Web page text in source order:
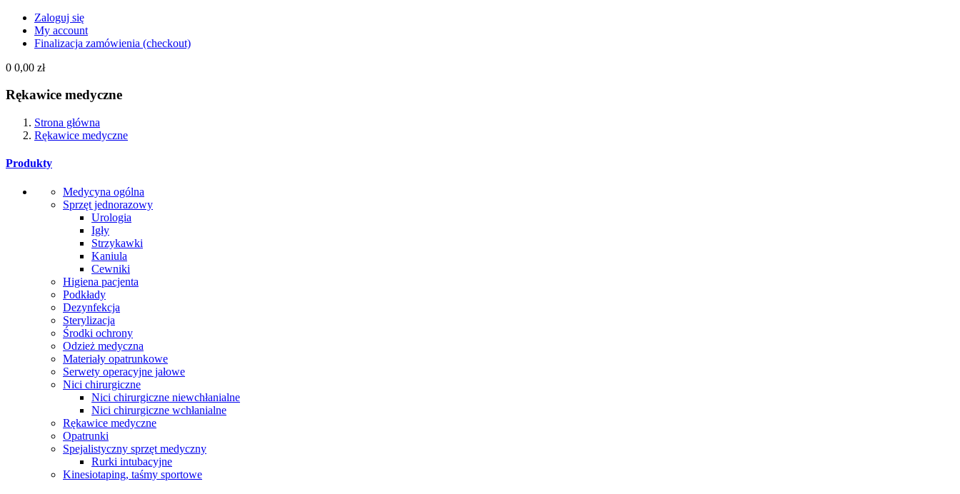
Zaloguj się
My account
Finalizacja zamówienia (checkout)
0 0,00 zł
Rękawice medyczne
Strona główna
Rękawice medyczne
Produkty
Medycyna ogólna
Sprzęt jednorazowy
Urologia
Igły
Strzykawki
Kaniula
Cewniki
Higiena pacjenta
Podkłady
Dezynfekcja
Sterylizacja
Środki ochrony
Odzież medyczna
Materiały opatrunkowe
Serwety operacyjne jałowe
Nici chirurgiczne
Nici chirurgiczne niewchłanialne
Nici chirurgiczne wchłanialne
Rękawice medyczne
Opatrunki
Spejalistyczny sprzęt medyczny
Rurki intubacyjne
Kinesiotaping, taśmy sportowe